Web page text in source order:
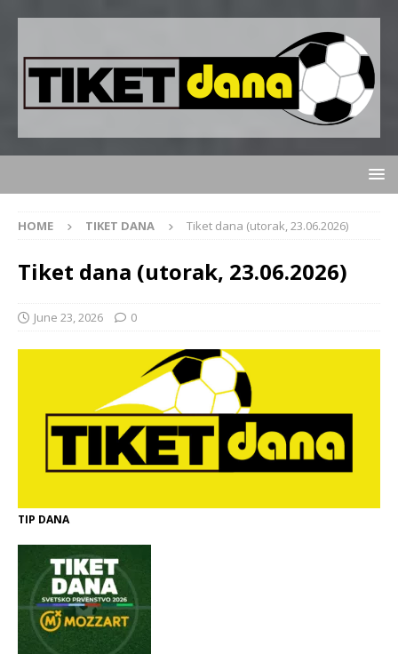
HOME TIKET DANA Tiket dana (utorak, 23.06.2026)
Tiket dana (utorak, 23.06.2026)
June 23, 2026 0
TIP DANA